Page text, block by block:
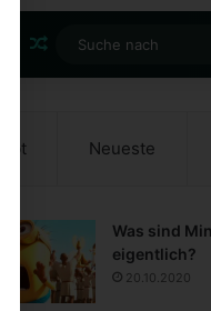
Zufälliger Artikel
Neueste
Was sind
eigentlich?
20.10.2020